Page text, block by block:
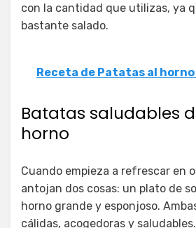
con la cantidad que utilizas, ya
bastante salado.
Receta de Patatas al
Batatas saludables
horno
Cuando empieza a refrescar en
antojan dos cosas: un plato de
horno grande y esponjoso.
cálidas, acogedoras y